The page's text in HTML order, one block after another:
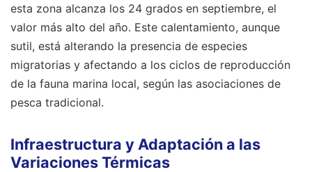
esta zona alcanza los 24 grados en septiembre, el
valor más alto del año. Este calentamiento, aunque
sutil, está alterando la presencia de especies
migratorias y afectando a los ciclos de reproducción
de la fauna marina local, según las asociaciones de
pesca tradicional.
Infraestructura y Adaptación a las
Variaciones Térmicas